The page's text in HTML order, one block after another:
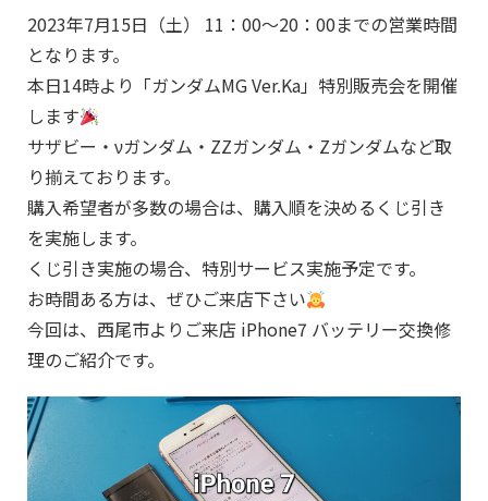
2023年7月15日（土） 11：00～20：00までの営業時間
となります。
本日14時より「ガンダムMG Ver.Ka」特別販売会を開催
します
サザビー・νガンダム・ZZガンダム・Zガンダムなど取
り揃えております。
購入希望者が多数の場合は、購入順を決めるくじ引き
を実施します。
くじ引き実施の場合、特別サービス実施予定です。
お時間ある方は、ぜひご来店下さい
今回は、西尾市よりご来店 iPhone7 バッテリー交換修
理のご紹介です。